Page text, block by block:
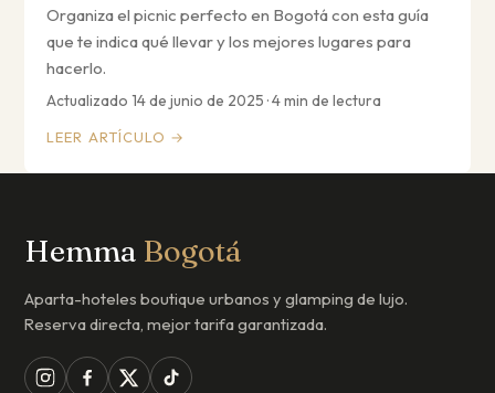
Organiza el picnic perfecto en Bogotá con esta guía
que te indica qué llevar y los mejores lugares para
hacerlo.
Actualizado 14 de junio de 2025 · 4 min de lectura
LEER ARTÍCULO →
Hemma Bogotá
Aparta-hoteles boutique urbanos y glamping de lujo.
Reserva directa, mejor tarifa garantizada.